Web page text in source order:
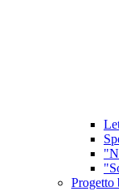
Progetto